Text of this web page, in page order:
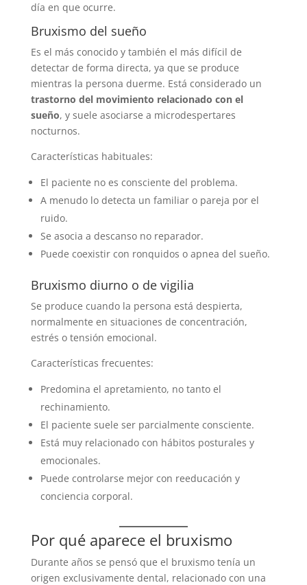
día en que ocurre.
Bruxismo del sueño
Es el más conocido y también el más difícil de
detectar de forma directa, ya que se produce
mientras la persona duerme. Está considerado un
trastorno del movimiento relacionado con el
sueño, y suele asociarse a microdespertares
nocturnos.
Características habituales:
El paciente no es consciente del problema.
A menudo lo detecta un familiar o pareja por el
ruido.
Se asocia a descanso no reparador.
Puede coexistir con ronquidos o apnea del sueño.
Bruxismo diurno o de vigilia
Se produce cuando la persona está despierta,
normalmente en situaciones de concentración,
estrés o tensión emocional.
Características frecuentes:
Predomina el apretamiento, no tanto el
rechinamiento.
El paciente suele ser parcialmente consciente.
Está muy relacionado con hábitos posturales y
emocionales.
Puede controlarse mejor con reeducación y
conciencia corporal.
Por qué aparece el bruxismo
Durante años se pensó que el bruxismo tenía un
origen exclusivamente dental, relacionado con una